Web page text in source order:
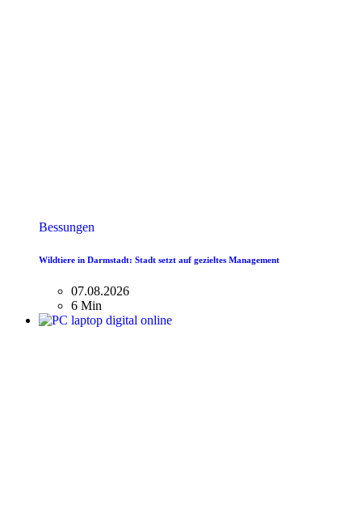
Bessungen
Wildtiere in Darmstadt: Stadt setzt auf gezieltes Management
07.08.2026
6 Min